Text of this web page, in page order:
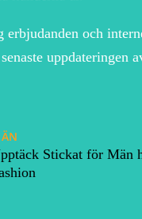
och
uppdateringen
Stickat för Män